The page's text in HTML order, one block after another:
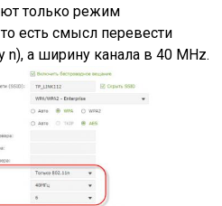
только режим
есть смысл перевести
n), а ширину канала в 40 MHz.